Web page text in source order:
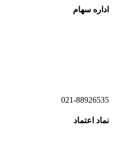
اداره سهام
021-88926535
نماد اعتماد